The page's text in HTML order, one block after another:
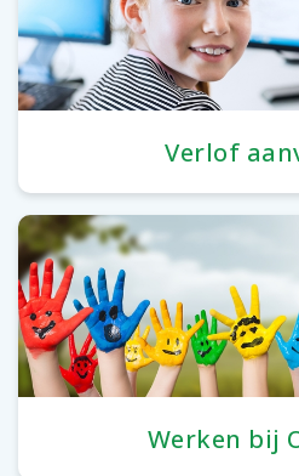
Verlof
Werken bij